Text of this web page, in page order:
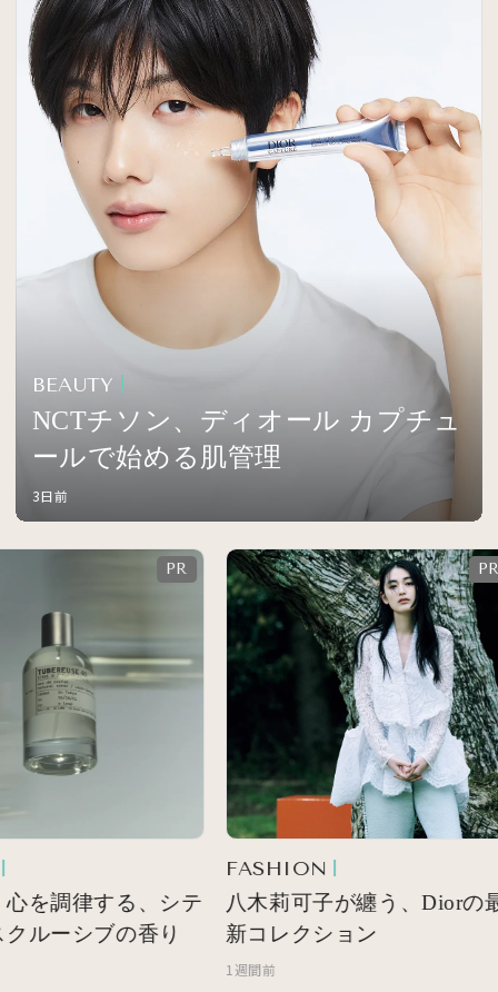
BEAUTY
NCTチソン、ディオール カプチュ
ールで始める肌管理
3日前
調律する、シテ
ルーシブの香り
FASHION
八木莉可子が纏う、Diorの最
新コレクション
1週間前